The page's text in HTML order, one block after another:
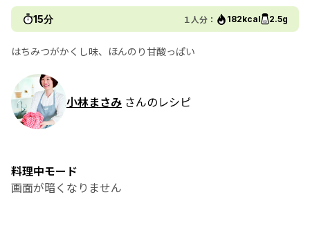
15分 １人分： 182kcal 2.5g
はちみつがかくし味、ほんのり甘酸っぱい
小林まさみ さんのレシピ
料理中モード
画面が暗くなりません